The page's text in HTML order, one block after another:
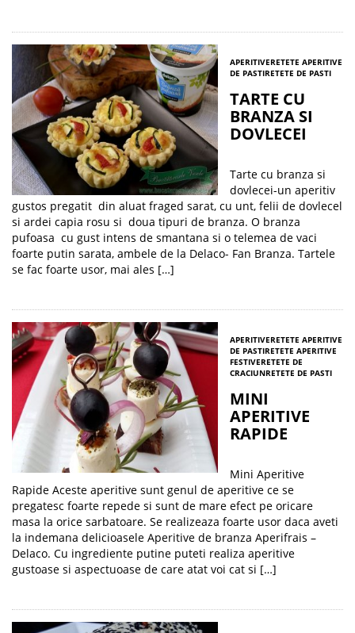
APERITIVERETETE APERITIVE
DE PASTIRETETE DE PASTI
TARTE CU
BRANZA SI
DOVLECEI
Tarte cu branza si
dovlecei-un aperitiv
gustos pregatit din aluat fraged sarat, cu unt, felii de dovlecel
si ardei capia rosu si doua tipuri de branza. O branza
pufoasa cu gust intens de smantana si o telemea de vaci
foarte putin sarata, ambele de la Delaco- Fan Branza. Tartele
se fac foarte usor, mai ales […]
APERITIVERETETE APERITIVE
DE PASTIRETETE APERITIVE
FESTIVERETETE DE
CRACIUNRETETE DE PASTI
MINI
APERITIVE
RAPIDE
Mini Aperitive
Rapide Aceste aperitive sunt genul de aperitive ce se
pregatesc foarte repede si sunt de mare efect pe oricare
masa la orice sarbatoare. Se realizeaza foarte usor daca aveti
la indemana delicioasele Aperitive de branza Aperifrais –
Delaco. Cu ingrediente putine puteti realiza aperitive
gustoase si aspectuoase de care atat voi cat si […]